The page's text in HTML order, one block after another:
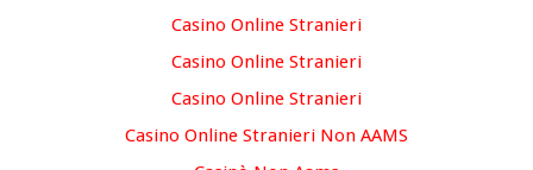
Casino Online Stranieri
Casino Online Stranieri
Casino Online Stranieri
Casino Online Stranieri Non AAMS